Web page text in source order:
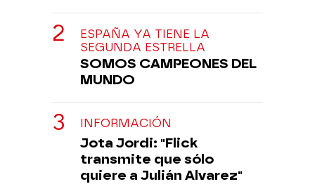
ESPAÑA YA TIENE LA
SEGUNDA ESTRELLA
SOMOS CAMPEONES DEL
MUNDO
INFORMACIÓN
Jota Jordi: "Flick
transmite que sólo
quiere a Julián Alvarez"